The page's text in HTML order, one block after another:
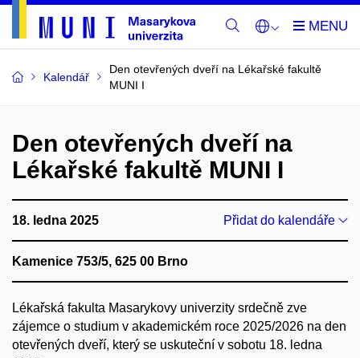
Kalendář
Den otevřených dveří na Lékařské fakultě
MUNI I
Den otevřených dveří na
Lékařské fakultě MUNI I
18. ledna 2025 Přidat do kalendáře
Kamenice 753/5, 625 00 Brno
Lékařská fakulta Masarykovy univerzity srdečně zve
zájemce o studium v akademickém roce 2025/2026 na den
otevřených dveří, který se uskuteční v sobotu 18. ledna